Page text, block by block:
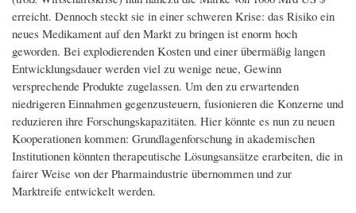
erreicht. Dennoch steckt sie in einer schweren Krise: das Risiko ein
neues Medikament auf den Markt zu bringen ist enorm hoch
geworden. Bei explodierenden Kosten und einer übermäßig langen
Entwicklungsdauer werden viel zu wenige neue, Gewinn
versprechende Produkte zugelassen. Um den zu erwartenden
niedrigeren Einnahmen gegenzusteuern, fusionieren die Konzerne und
reduzieren ihre Forschungskapazitäten. Hier könnte es nun zu neuen
Kooperationen kommen: Grundlagenforschung in akademischen
Institutionen könnten therapeutische Lösungsansätze erarbeiten, die in
fairer Weise von der Pharmaindustrie übernommen und zur
Marktreife entwickelt werden.